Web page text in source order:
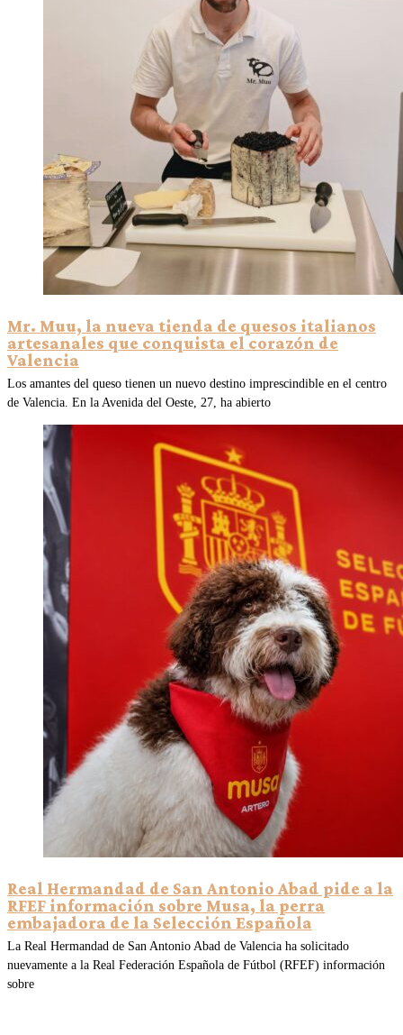
Mr. Muu, la nueva tienda de quesos italianos
artesanales que conquista el corazón de
Valencia
Los amantes del queso tienen un nuevo destino imprescindible en el centro
de Valencia. En la Avenida del Oeste, 27, ha abierto
Real Hermandad de San Antonio Abad pide a la
RFEF información sobre Musa, la perra
embajadora de la Selección Española
La Real Hermandad de San Antonio Abad de Valencia ha solicitado
nuevamente a la Real Federación Española de Fútbol (RFEF) información
sobre